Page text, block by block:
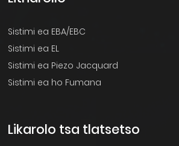
Sistimi ea EBA/EBC
Sistimi ea EL
Sistimi ea Piezo Jacquard
Sistimi ea ho Fumana
Likarolo tsa tlatsetso